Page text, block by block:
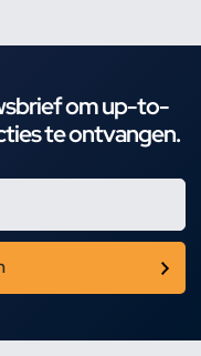
om up-to-
te ontvangen.